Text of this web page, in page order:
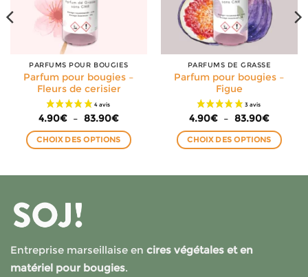
PARFUMS POUR BOUGIES
Parfum pour bougies –
Fleurs de cerisier
4.90€ – 83.90€Plage
prix :
4.90€
CHOIX DES OPTIONS
variations.
Les
peuvent
être
PARFUMS DE GRASSE
Parfum pour bougies –
Figue
4.90€ – 83.90€Plage
prix :
4.90€
CHOIX DES OPTIONS
peuvent
Entreprise marseillaise en cires végétales et en
matériel pour bougies.